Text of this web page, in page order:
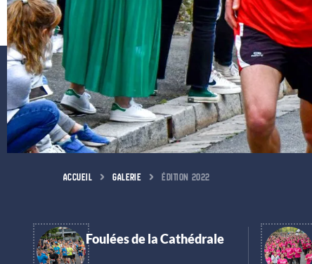
ACCUEIL GALERIE ÉDITION 2022
Foulées de la Cathédrale